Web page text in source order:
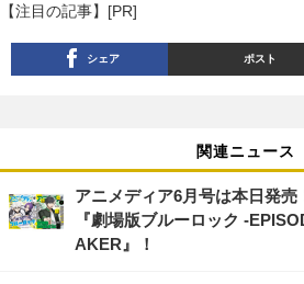
【注目の記事】[PR]
シェア ポスト
関連ニュース
アニメディア6月号は本日発
『劇場版ブルーロック -
AKER』！